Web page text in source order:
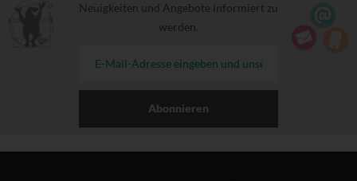
Neuigkeiten und Angebote informiert zu
werden.
Abonnieren